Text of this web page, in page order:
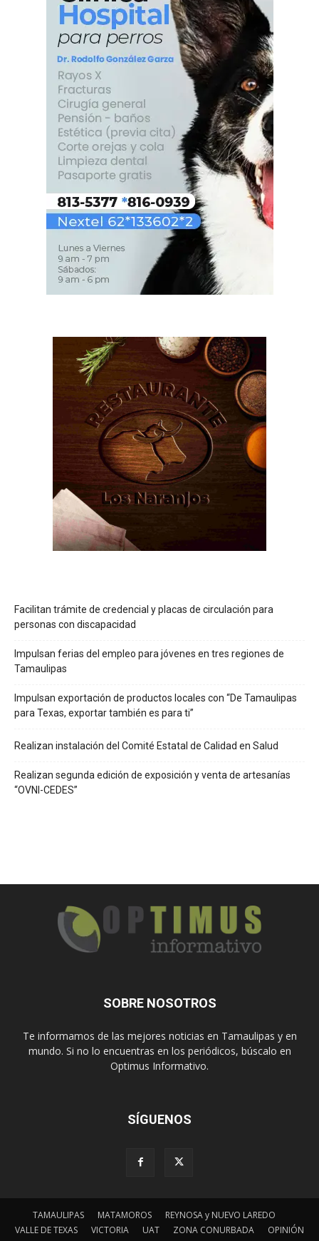
Facilitan trámite de credencial y placas de circulación para
personas con discapacidad
Impulsan ferias del empleo para jóvenes en tres regiones de
Tamaulipas
Impulsan exportación de productos locales con “De Tamaulipas
para Texas, exportar también es para ti”
Realizan instalación del Comité Estatal de Calidad en Salud
Realizan segunda edición de exposición y venta de artesanías
“OVNI-CEDES”
SOBRE NOSOTROS
Te informamos de las mejores noticias en Tamaulipas y en
mundo. Si no lo encuentras en los periódicos, búscalo en
Optimus Informativo.
SÍGUENOS
TAMAULIPAS MATAMOROS
REYNOSA y NUEVO LAREDO
VALLE DE TEXAS
VICTORIA UAT ZONA CONURBADA OPINIÓN